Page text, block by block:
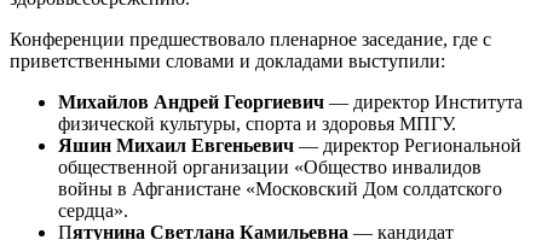
Конференции предшествовало пленарное заседание, где с
приветственными словами и докладами выступили:
Михайлов Андрей Георгиевич — директор Института
физической культуры, спорта и здоровья МПГУ.
Яшин Михаил Евгеньевич — директор Региональной
общественной организации «Общество инвалидов
войны в Афганистане «Московский Дом солдатского
сердца».
Пятунина Светлана Камильевна — кандидат